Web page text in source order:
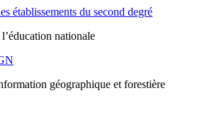
établissements du second degré
nationale
géographique et forestière